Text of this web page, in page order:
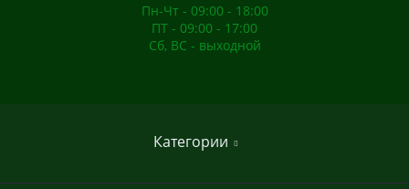
Категории
Пн-Чт - 09:00 - 18:00
ПТ - 09:00 - 17:00
Сб, ВС - выходной